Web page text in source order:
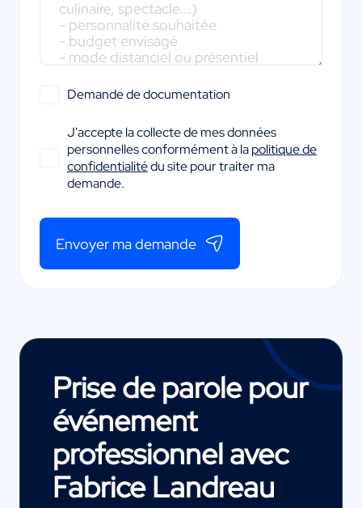
Demande de documentation
J'accepte la collecte de mes données
personnelles conformément à lapolitique de
confidentialitédu site pour traiter ma
demande.
Envoyer ma demande
Prise de parole pour
événement
professionnel avec
Fabrice Landreau